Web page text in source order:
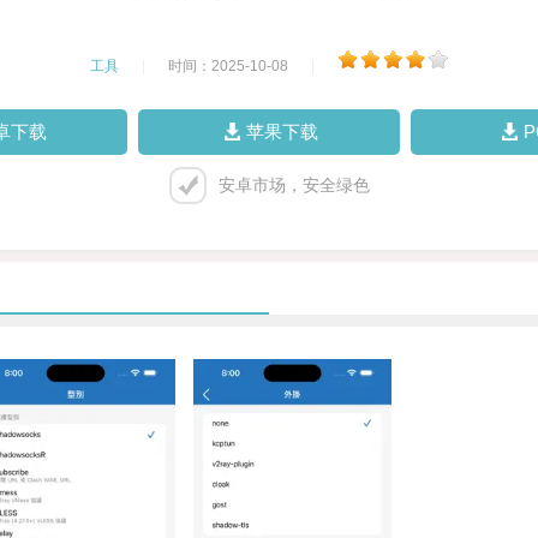
工具 时间：2025-10-08
下载 苹果下载
安卓市场，安全绿色